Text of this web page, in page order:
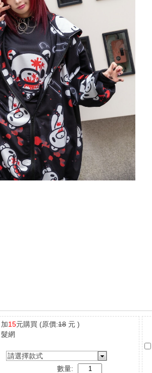
加15元購買 (原價:18 元 )
髮網
請選擇款式
數量: